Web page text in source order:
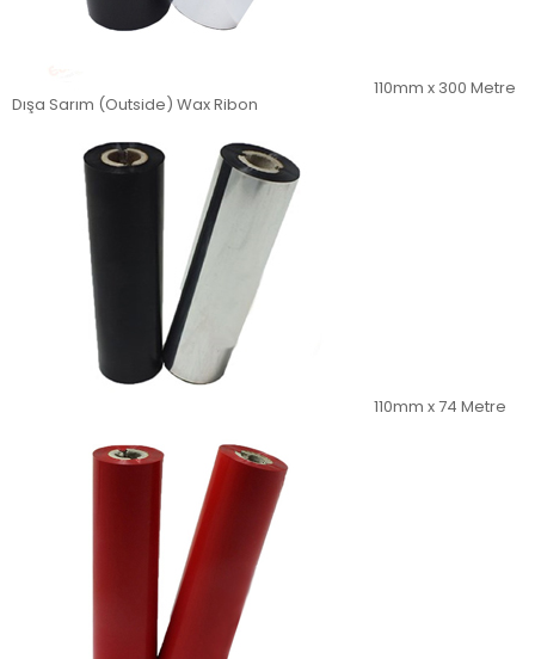
110mm x 300 Metre
Dışa Sarım (Outside) Wax Ribon
110mm x 74 Metre